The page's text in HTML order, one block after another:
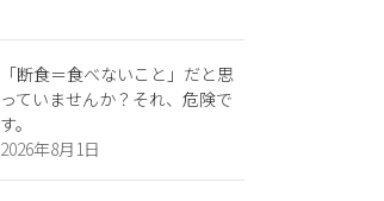
「断食＝食べないこと」だと思
っていませんか？それ、危険で
す。
2026年8月1日